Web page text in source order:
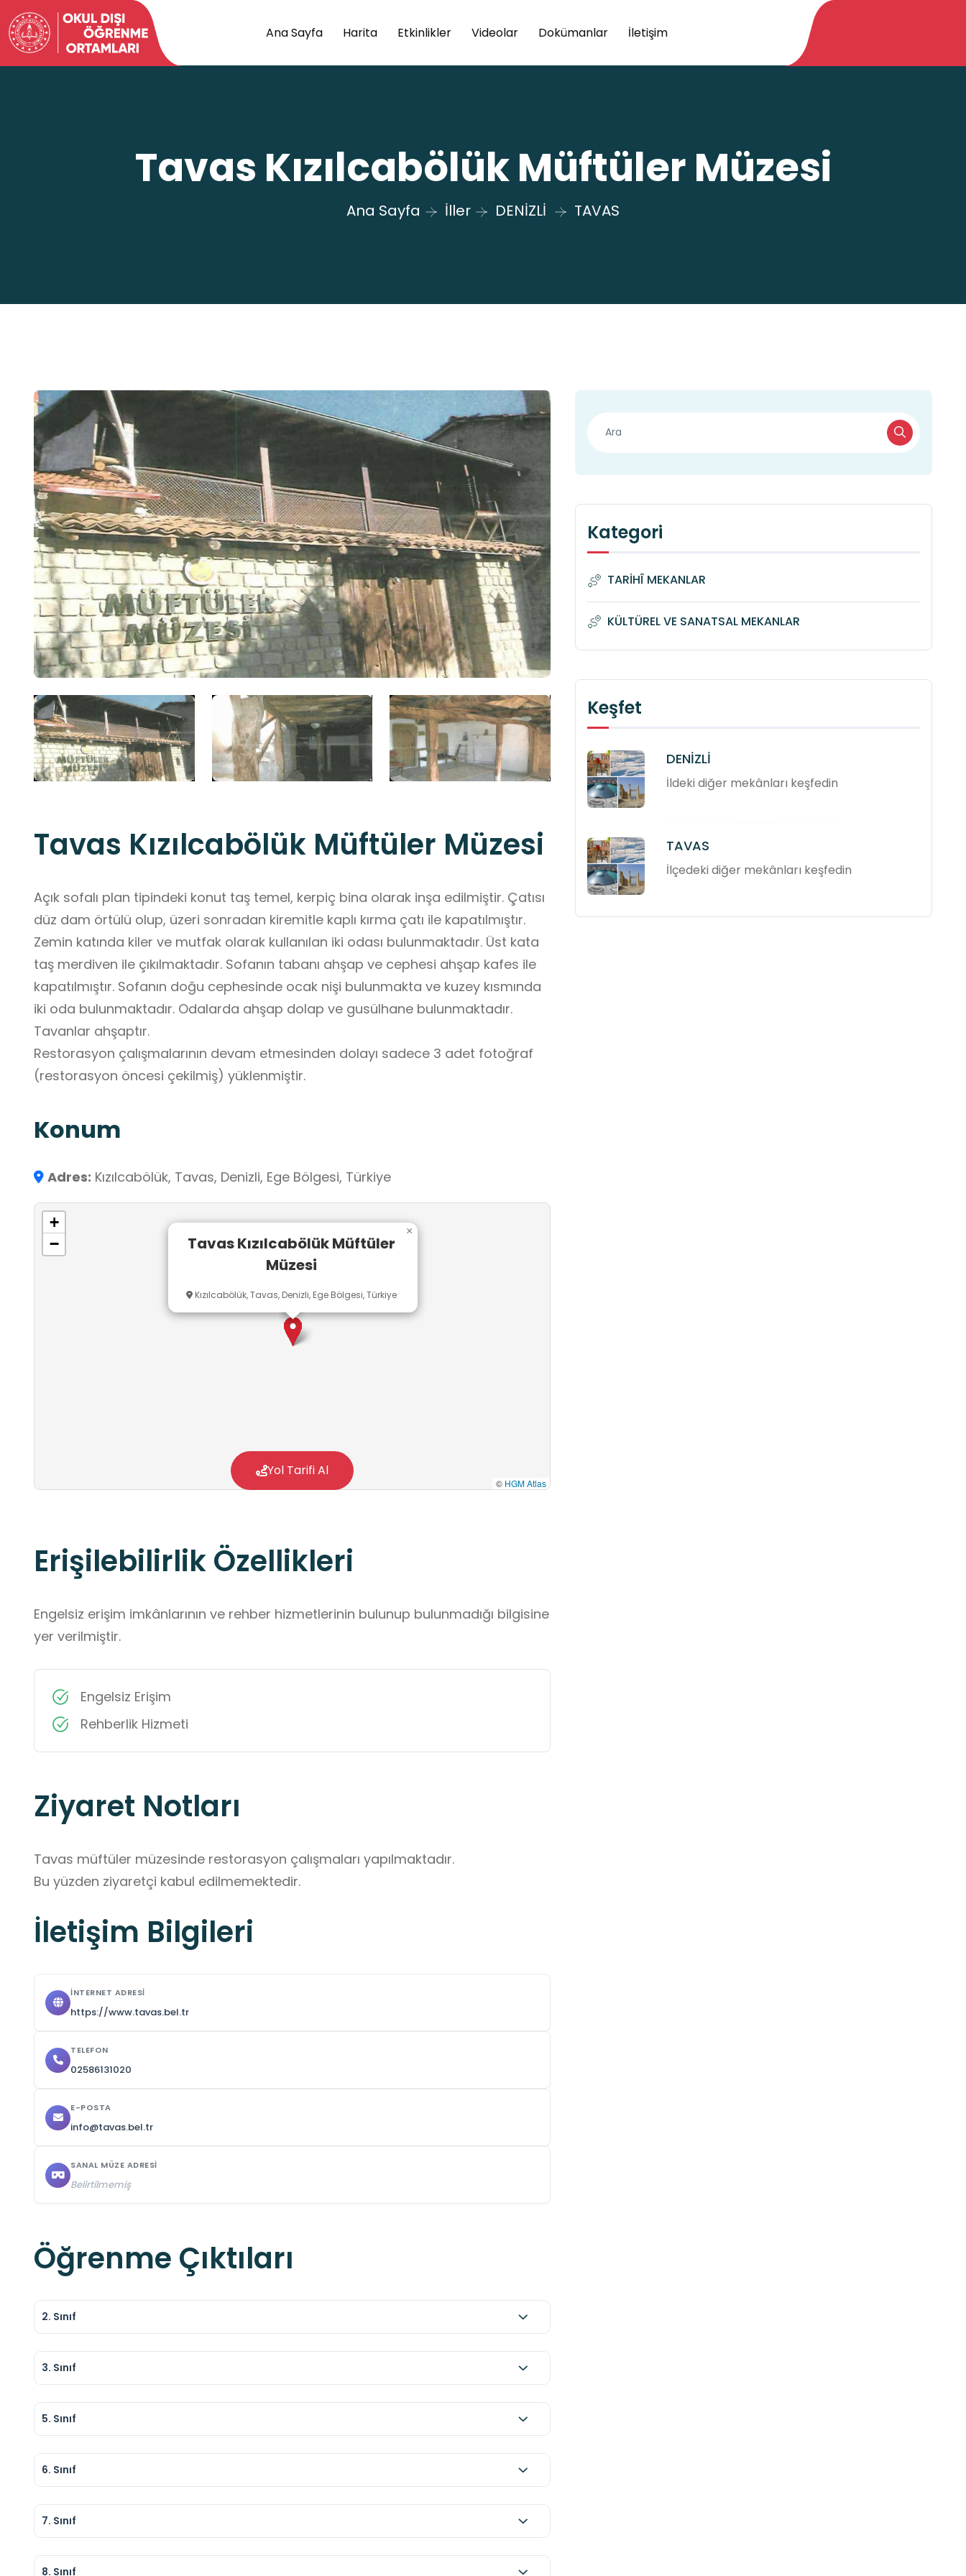
Ana Sayfa Harita Etkinlikler Videolar Dokümanlar İletişim
Tavas Kızılcabölük Müftüler Müzesi
Ana Sayfa İller DENİZLİ TAVAS
Tavas Kızılcabölük Müftüler Müzesi
Açık sofalı plan tipindeki konut taş temel, kerpiç bina olarak inşa edilmiştir. Çatısı
düz dam örtülü olup, üzeri sonradan kiremitle kaplı kırma çatı ile kapatılmıştır.
Zemin katında kiler ve mutfak olarak kullanılan iki odası bulunmaktadır. Üst kata
taş merdiven ile çıkılmaktadır. Sofanın tabanı ahşap ve cephesi ahşap kafes ile
kapatılmıştır. Sofanın doğu cephesinde ocak nişi bulunmakta ve kuzey kısmında
iki oda bulunmaktadır. Odalarda ahşap dolap ve gusülhane bulunmaktadır.
Tavanlar ahşaptır.
Restorasyon çalışmalarının devam etmesinden dolayı sadece 3 adet fotoğraf
(restorasyon öncesi çekilmiş) yüklenmiştir.
Konum
Adres: Kızılcabölük, Tavas, Denizli, Ege Bölgesi, Türkiye
Tavas Kızılcabölük Müftüler
Müzesi
Kızılcabölük, Tavas, Denizli, Ege Bölgesi, Türkiye
×
+
−
© HGM Atlas
Yol Tarifi Al
Erişilebilirlik Özellikleri
Engelsiz erişim imkânlarının ve rehber hizmetlerinin bulunup bulunmadığı bilgisine
yer verilmiştir.
Engelsiz Erişim
Rehberlik Hizmeti
Ziyaret Notları
Tavas müftüler müzesinde restorasyon çalışmaları yapılmaktadır.
Bu yüzden ziyaretçi kabul edilmemektedir.
İletişim Bilgileri
İNTERNET ADRESI
https://www.tavas.bel.tr
TELEFON
02586131020
E-POSTA
info@tavas.bel.tr
SANAL MÜZE ADRESI
Belirtilmemiş
Öğrenme Çıktıları
2. Sınıf
3. Sınıf
5. Sınıf
6. Sınıf
7. Sınıf
8. Sınıf
Kategori
TARİHÎ MEKANLAR
KÜLTÜREL VE SANATSAL MEKANLAR
Keşfet
DENİZLİ
İldeki diğer mekânları keşfedin
TAVAS
İlçedeki diğer mekânları keşfedin